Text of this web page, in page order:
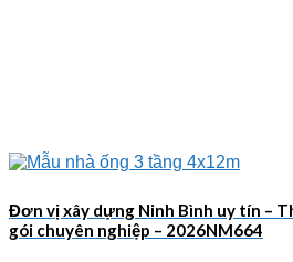
Đơn vị xây dựng Ninh Bình uy tín –
gói chuyên nghiệp – 2026NM664